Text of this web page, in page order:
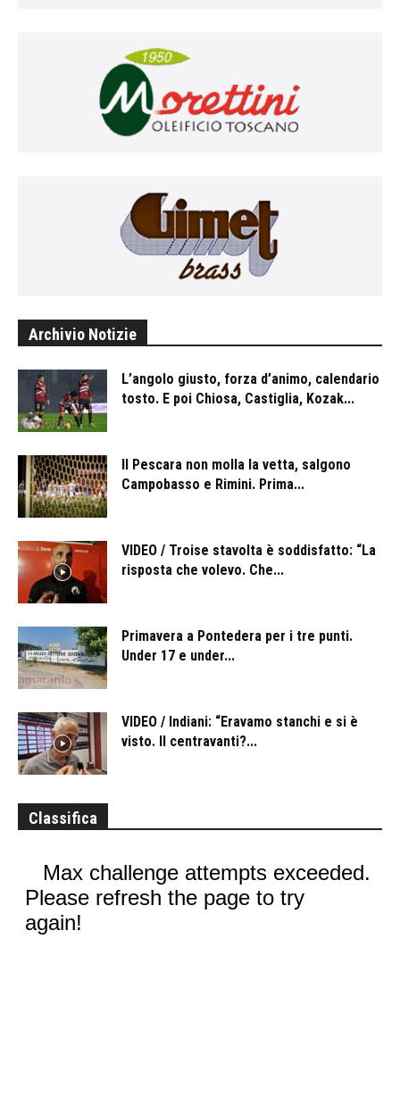
Archivio Notizie
L’angolo giusto, forza d’animo, calendario
tosto. E poi Chiosa, Castiglia, Kozak...
Il Pescara non molla la vetta, salgono
Campobasso e Rimini. Prima...
VIDEO / Troise stavolta è soddisfatto: “La
risposta che volevo. Che...
Primavera a Pontedera per i tre punti.
Under 17 e under...
VIDEO / Indiani: “Eravamo stanchi e si è
visto. Il centravanti?...
Classifica